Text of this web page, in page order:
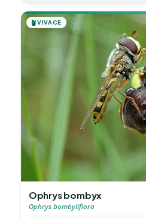
🪴VIVACE
Ophrys bombyx
Ophrys bombyliflora